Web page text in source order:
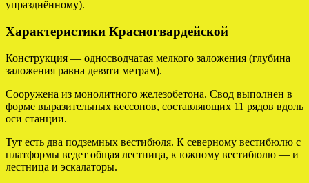
упразднённому).
Характеристики Красногвардейской
Конструкция — односводчатая мелкого заложения (глубина
заложения равна девяти метрам).
Сооружена из монолитного железобетона. Свод выполнен в
форме выразительных кессонов, составляющих 11 рядов вдоль
оси станции.
Тут есть два подземных вестибюля. К северному вестибюлю с
платформы ведет общая лестница, к южному вестибюлю — и
лестница и эскалаторы.